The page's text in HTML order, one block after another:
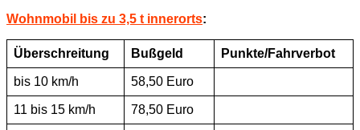
Wohnmobil bis zu 3,5 t innerorts:
Überschreitung Bußgeld Punkte/Fahrverbot
bis 10 km/h 58,50 Euro
11 bis 15 km/h 78,50 Euro